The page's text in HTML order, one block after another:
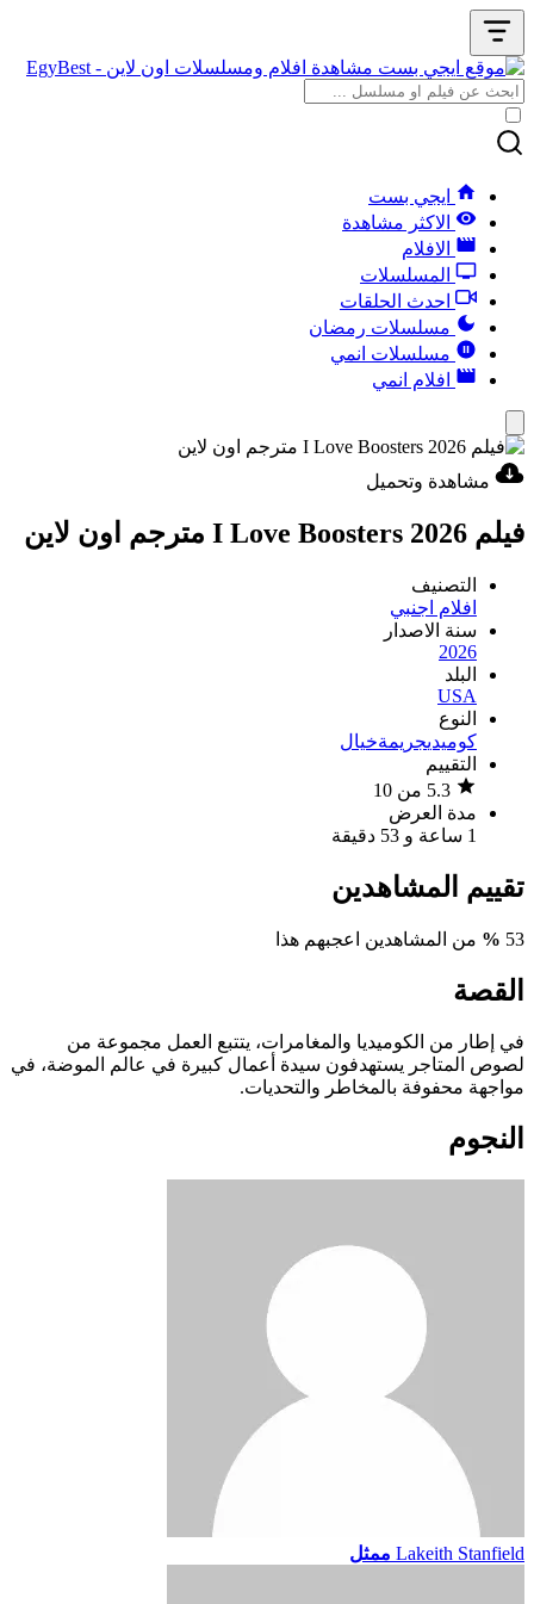
ايجي بست
الاكثر مشاهدة
الافلام
المسلسلات
احدث الحلقات
مسلسلات رمضان
مسلسلات انمي
افلام انمي
مشاهدة وتحميل
فيلم I Love Boosters 2026 مترجم اون لاين
التصنيف
افلام اجنبي
سنة الاصدار
2026
البلد
USA
النوع
كوميديجريمةخيال
التقييم
مدة العرض
1 ساعة و 53 دقيقة
تقييم المشاهدين
53
% من المشاهدين اعجبهم هذا
القصة
في إطار من الكوميديا والمغامرات، يتتبع العمل مجموعة من
لصوص المتاجر يستهدفون سيدة أعمال كبيرة في عالم الموضة، في
مواجهة محفوفة بالمخاطر والتحديات.
النجوم
Lakeith Stanfield ممثل